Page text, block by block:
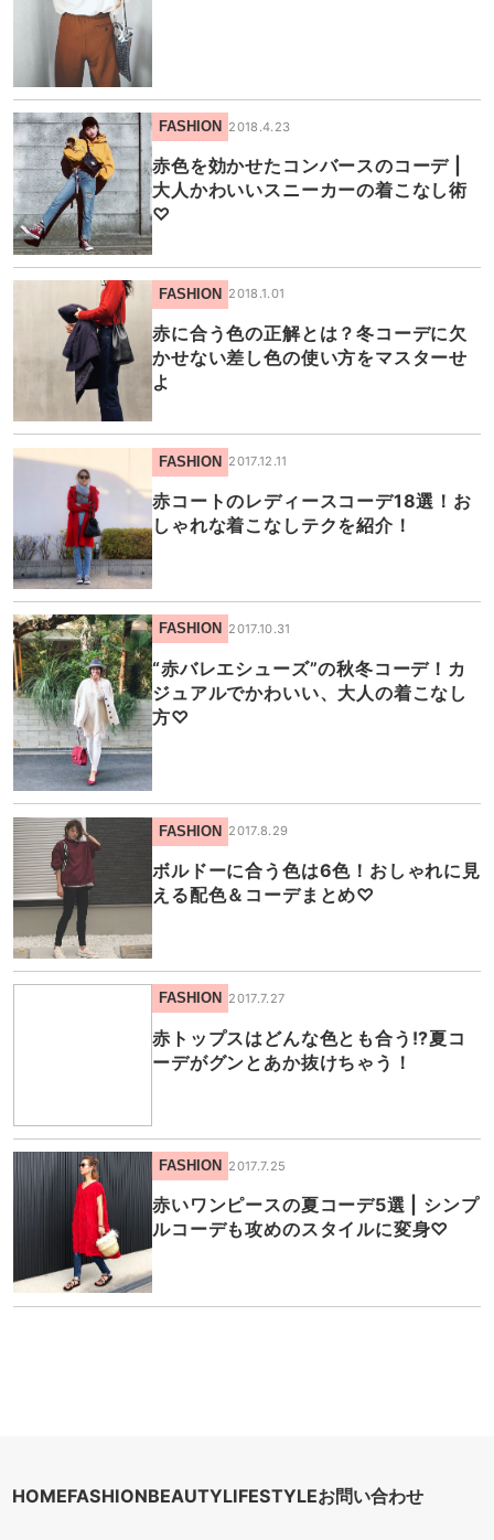
FASHION 2018.4.23
赤色を効かせたコンバースのコーデ |
大人かわいいスニーカーの着こなし術
♡
FASHION 2018.1.01
赤に合う色の正解とは？冬コーデに欠
かせない差し色の使い方をマスターせ
よ
FASHION 2017.12.11
赤コートのレディースコーデ18選！お
しゃれな着こなしテクを紹介！
FASHION 2017.10.31
“赤バレエシューズ”の秋冬コーデ！カ
ジュアルでかわいい、大人の着こなし
方♡
FASHION 2017.8.29
ボルドーに合う色は6色！おしゃれに見
える配色＆コーデまとめ♡
FASHION 2017.7.27
赤トップスはどんな色とも合う!?夏コ
ーデがグンとあか抜けちゃう！
FASHION 2017.7.25
赤いワンピースの夏コーデ5選 | シンプ
ルコーデも攻めのスタイルに変身♡
HOMEFASHIONBEAUTYLIFESTYLEお問い合わせ